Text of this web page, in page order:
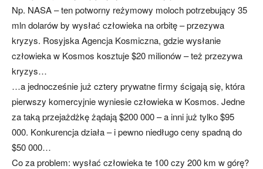
Np. NASA – ten potworny reżymowy moloch potrzebujący 35
mln dolarów by wysłać człowieka na orbitę – przezywa
kryzys. Rosyjska Agencja Kosmiczna, gdzie wysłanie
człowieka w Kosmos kosztuje $20 milionów – też przezywa
kryzys…
…a jednocześnie już cztery prywatne firmy ścigają się, która
pierwszy komercyjnie wyniesie człowieka w Kosmos. Jedne
za taką przejażdżkę żądają $200 000 – a inni już tylko $95
000. Konkurencja działa – i pewno niedługo ceny spadną do
$50 000…
Co za problem: wysłać człowieka te 100 czy 200 km w górę?